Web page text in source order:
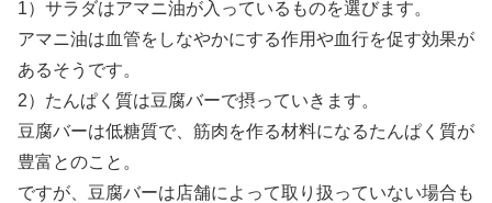
1）サラダはアマニ油が入っているものを選びます。
アマニ油は血管をしなやかにする作用や血行を促す効果が
あるそうです。
2）たんぱく質は豆腐バーで摂っていきます。
豆腐バーは低糖質で、筋肉を作る材料になるたんぱく質が
豊富とのこと。
ですが、豆腐バーは店舗によって取り扱っていない場合も